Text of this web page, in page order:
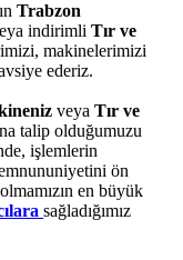
Trabzon
indirimli Tır ve
makinelerimizi
ederiz.
veya Tır ve
talip olduğumuzu
işlemlerin
ön
en büyük
sağladığımız